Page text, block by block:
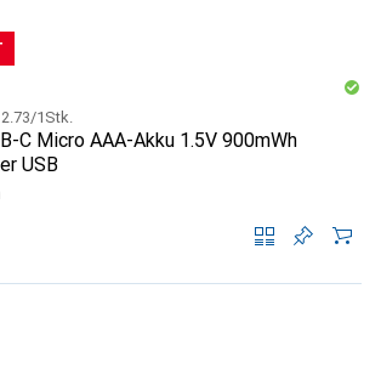
CHF
2.73/1Stk.
C Micro AAA-Akku 1.5V 900mWh
USB